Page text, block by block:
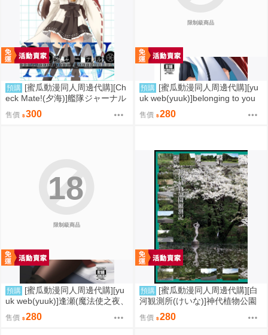
預購 [蜜瓜動漫同人周邊代購][Ch
eck Mate!(夕海)]艦隊ジャーナル
XXXV(艦隊收藏)(同人誌)
售價 300
限制級商品
預購 [蜜瓜動漫同人周邊代購][yu
uk web(yuuk)]belonging to you
(魔法使之夜)(同人誌)
售價 280
限制級商品
18
預購 [蜜瓜動漫同人周邊代購][yu
uk web(yuuk)]逢瀬(魔法使之夜、
FGO)(同人誌)
售價 280
預購 [蜜瓜動漫同人周邊代購][白
河観測所(けいな)]神代植物公園
観測記(同人誌)
售價 280